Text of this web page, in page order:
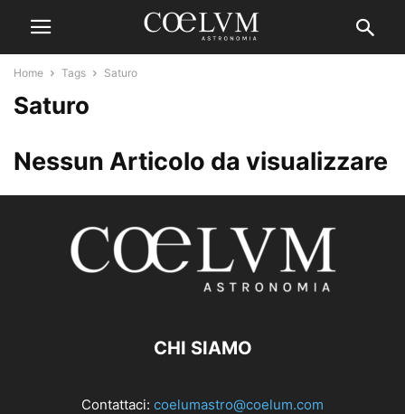
Home Tags Saturo
Saturo
Nessun Articolo da visualizzare
CHI SIAMO
Contattaci: coelumastro@coelum.com